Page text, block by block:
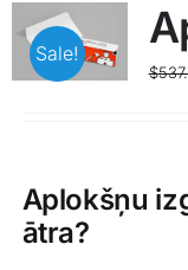
Blogs
Video galerija
Sale!
$
Aplokšņu
ātra?